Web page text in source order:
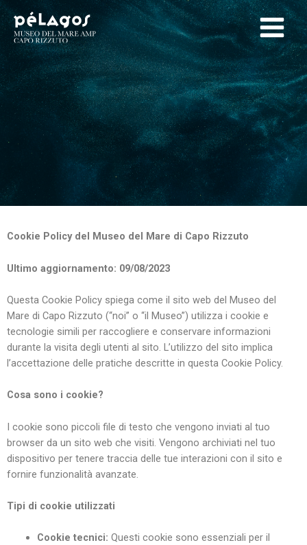
Cookie Policy del Museo del Mare di Capo Rizzuto
Ultimo aggiornamento: 09/08/2023
Questa Cookie Policy spiega come il sito web del Museo del
Mare di Capo Rizzuto (“noi” o “il Museo”) utilizza i cookie e
tecnologie simili per raccogliere e conservare informazioni
durante la visita degli utenti al sito. L’utilizzo del sito implica
l’accettazione delle pratiche descritte in questa Cookie Policy.
Cosa sono i cookie?
I cookie sono piccoli file di testo che vengono inviati al tuo
browser da un sito web che visiti. Vengono archiviati nel tuo
dispositivo per tenere traccia delle tue interazioni con il sito e
fornire funzionalità avanzate.
Tipi di cookie utilizzati
Cookie tecnici: Questi cookie sono essenziali per il